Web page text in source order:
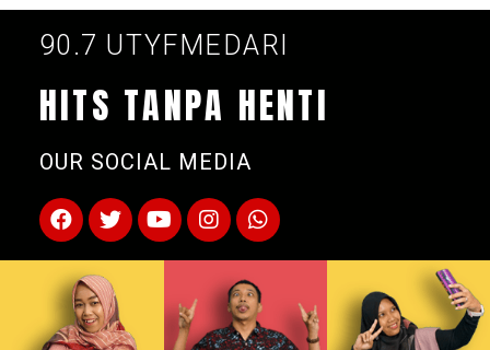
90.7 UTYFMEDARI
HITS TANPA HENTI
OUR SOCIAL MEDIA